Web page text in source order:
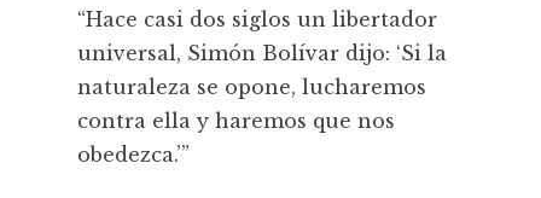
“Hace casi dos siglos un libertador
universal, Simón Bolívar dijo: ‘Si la
naturaleza se opone, lucharemos
contra ella y haremos que nos
obedezca.’”